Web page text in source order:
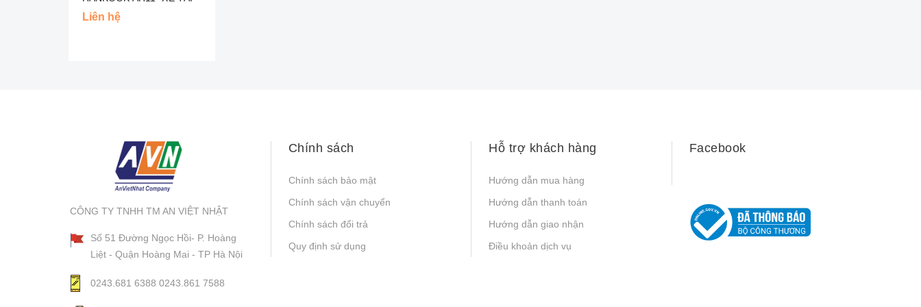
Liên hệ
CÔNG TY TNHH TM AN VIỆT NHẬT
Số 51 Đường Ngọc Hồi- P. Hoàng
Liệt - Quận Hoàng Mai - TP Hà Nội
0243.681 6388 0243.861 7588
Chính sách
Chính sách bảo mật
Chính sách vận chuyển
Chính sách đổi trả
Quy định sử dụng
Hỗ trợ khách hàng
Hướng dẫn mua hàng
Hướng dẫn thanh toán
Hướng dẫn giao nhận
Điều khoản dịch vụ
Facebook